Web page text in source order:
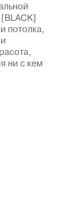
потолка,
ни с кем